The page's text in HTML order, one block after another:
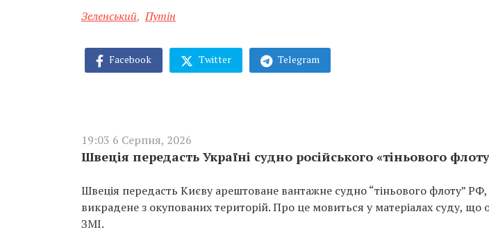
Зеленський, Путін
Facebook Twitter Telegram
19:03 6 Серпня, 2026
Швеція передасть Україні судно російського «тіньового
Швеція передасть Києву арештоване вантажне судно “тіньового флоту”
викрадене з окупованих територій. Про це мовиться у матеріалах суду,
ЗМІ.